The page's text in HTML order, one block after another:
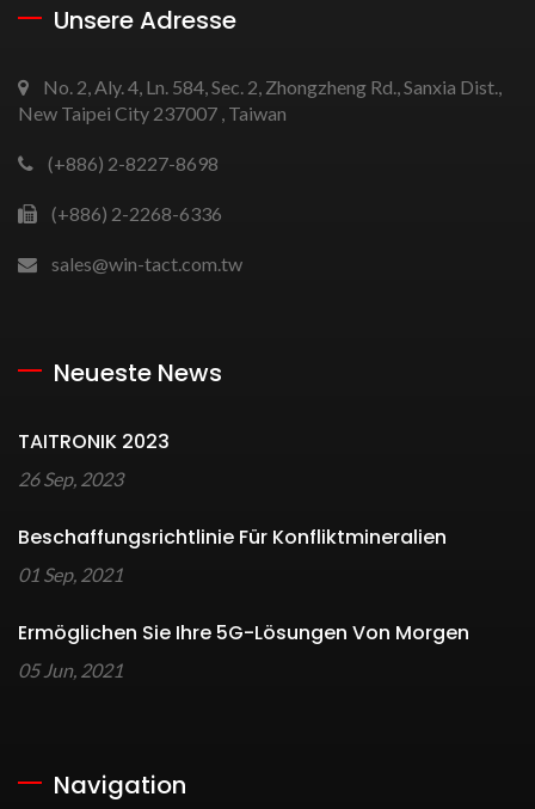
Unsere Adresse
No. 2, Aly. 4, Ln. 584, Sec. 2, Zhongzheng Rd., Sanxia Dist.,
New Taipei City 237007 , Taiwan
(+886) 2-8227-8698
(+886) 2-2268-6336
sales@win-tact.com.tw
Neueste News
TAITRONIK 2023
26 Sep, 2023
Beschaffungsrichtlinie Für Konfliktmineralien
01 Sep, 2021
Ermöglichen Sie Ihre 5G-Lösungen Von Morgen
05 Jun, 2021
Navigation